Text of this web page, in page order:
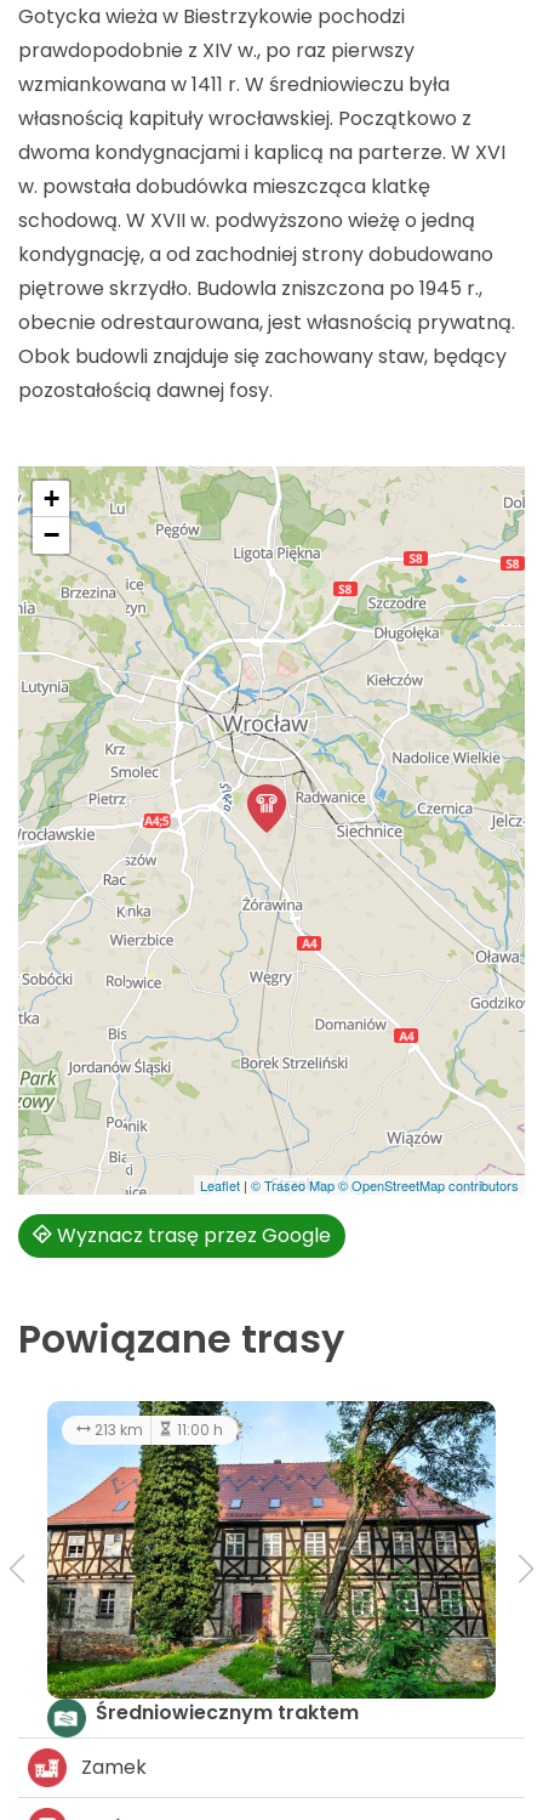
Gotycka wieża w Biestrzykowie pochodzi
prawdopodobnie z XIV w., po raz pierwszy
wzmiankowana w 1411 r. W średniowieczu była
własnością kapituły wrocławskiej. Początkowo z
dwoma kondygnacjami i kaplicą na parterze. W XVI
w. powstała dobudówka mieszcząca klatkę
schodową. W XVII w. podwyższono wieżę o jedną
kondygnację, a od zachodniej strony dobudowano
piętrowe skrzydło. Budowla zniszczona po 1945 r.,
obecnie odrestaurowana, jest własnością prywatną.
Obok budowli znajduje się zachowany staw, będący
pozostałością dawnej fosy.
+
−
Leaflet | © Traseo Map© OpenStreetMap contributors
Wyznacz trasę przez Google
Powiązane trasy
213 km 11:00 h
Średniowiecznym traktem
Zamek